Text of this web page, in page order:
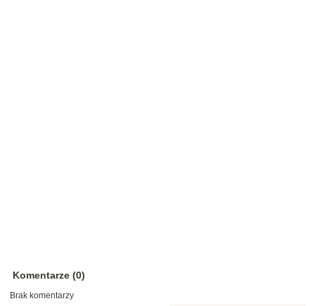
Komentarze (0)
Brak komentarzy